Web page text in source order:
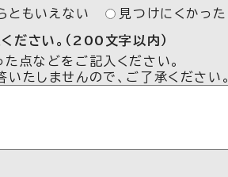
ともいえない 見つけにくかった
ださい。（200文字以内）
点などをご記入ください。
たしませんので、ご了承ください。